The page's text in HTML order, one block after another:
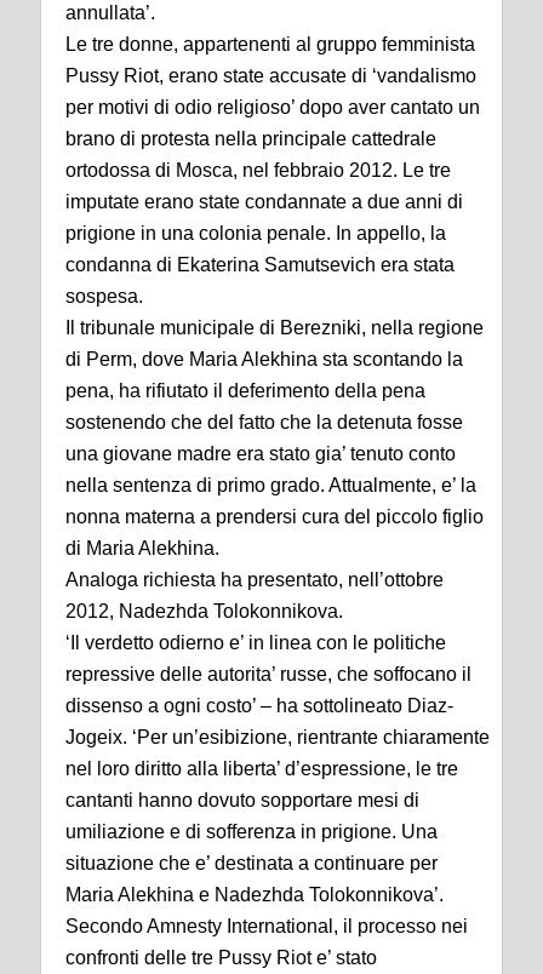
annullata’.
Le tre donne, appartenenti al gruppo femminista
Pussy Riot, erano state accusate di ‘vandalismo
per motivi di odio religioso’ dopo aver cantato un
brano di protesta nella principale cattedrale
ortodossa di Mosca, nel febbraio 2012. Le tre
imputate erano state condannate a due anni di
prigione in una colonia penale. In appello, la
condanna di Ekaterina Samutsevich era stata
sospesa.
Il tribunale municipale di Berezniki, nella regione
di Perm, dove Maria Alekhina sta scontando la
pena, ha rifiutato il deferimento della pena
sostenendo che del fatto che la detenuta fosse
una giovane madre era stato gia’ tenuto conto
nella sentenza di primo grado. Attualmente, e’ la
nonna materna a prendersi cura del piccolo figlio
di Maria Alekhina.
Analoga richiesta ha presentato, nell’ottobre
2012, Nadezhda Tolokonnikova.
‘Il verdetto odierno e’ in linea con le politiche
repressive delle autorita’ russe, che soffocano il
dissenso a ogni costo’ – ha sottolineato Diaz-
Jogeix. ‘Per un’esibizione, rientrante chiaramente
nel loro diritto alla liberta’ d’espressione, le tre
cantanti hanno dovuto sopportare mesi di
umiliazione e di sofferenza in prigione. Una
situazione che e’ destinata a continuare per
Maria Alekhina e Nadezhda Tolokonnikova’.
Secondo Amnesty International, il processo nei
confronti delle tre Pussy Riot e’ stato